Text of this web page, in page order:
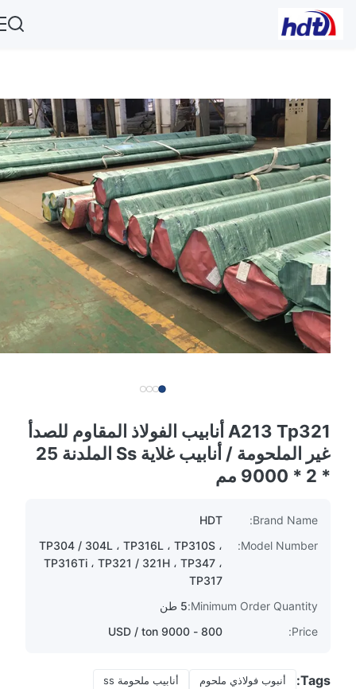
A213 Tp321 أنابيب الفولاذ المقاوم للصدأ
غير الملحومة / أنابيب غلاية Ss الملدنة 25
Brand Name:
Model Number:
TP304 / 304L ، TP316L ، TP310S ،
TP316Ti ، TP321 / 321H ، TP347 ،
TP317
Minimum Order Quantity: 5 طن
Price:
Tags: أنبوب فولاذي ملحوم
أنابيب ملحومة ss